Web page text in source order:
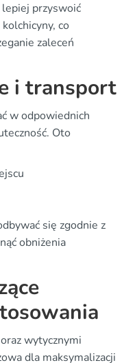
przyswoić
co
zaleceń
i transport
w odpowiednich
Oto
się zgodnie z
obniżenia
wytycznymi
dla maksymalizacji